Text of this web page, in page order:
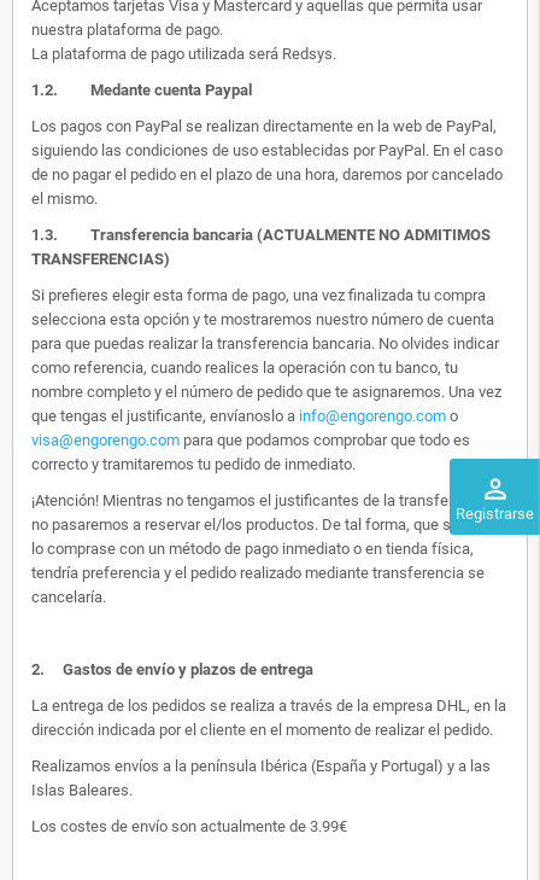
perm_identity
Registrarse
Aceptamos tarjetas Visa y Mastercard y aquellas que permita usar
nuestra plataforma de pago.
La plataforma de pago utilizada será Redsys.
1.2. Medante cuenta Paypal
Los pagos con PayPal se realizan directamente en la web de PayPal,
siguiendo las condiciones de uso establecidas por PayPal. En el caso
de no pagar el pedido en el plazo de una hora, daremos por cancelado
el mismo.
1.3. Transferencia bancaria (ACTUALMENTE NO ADMITIMOS
TRANSFERENCIAS)
Si prefieres elegir esta forma de pago, una vez finalizada tu compra
selecciona esta opción y te mostraremos nuestro número de cuenta
para que puedas realizar la transferencia bancaria. No olvides indicar
como referencia, cuando realices la operación con tu banco, tu
nombre completo y el número de pedido que te asignaremos. Una vez
que tengas el justificante, envíanoslo a info@engorengo.com o
visa@engorengo.com para que podamos comprobar que todo es
correcto y tramitaremos tu pedido de inmediato.
¡Atención! Mientras no tengamos el justificantes de la transferencia,
no pasaremos a reservar el/los productos. De tal forma, que si alguien
lo comprase con un método de pago inmediato o en tienda física,
tendría preferencia y el pedido realizado mediante transferencia se
cancelaría.
2. Gastos de envío y plazos de entrega
La entrega de los pedidos se realiza a través de la empresa DHL, en la
dirección indicada por el cliente en el momento de realizar el pedido.
Realizamos envíos a la península Ibérica (España y Portugal) y a las
Islas Baleares.
Los costes de envío son actualmente de 3.99€